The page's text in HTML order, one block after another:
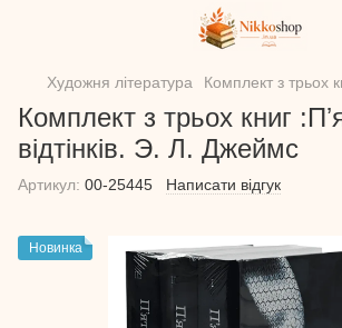
Художня література Комплект з трьох
Комплект з трьох книг
відтінків. Э. Л. Джеймс
Артикул: 00-25445 Написати відгук
Новинка